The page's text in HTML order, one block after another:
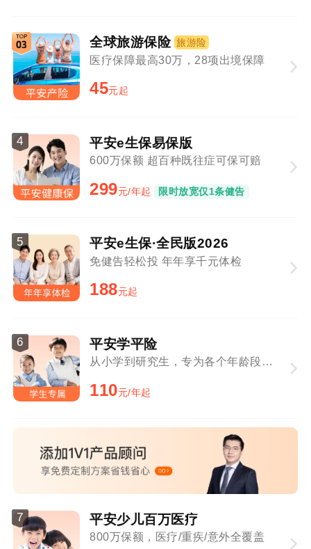
全球旅游保险 旅游险
医疗保障最高30万，28项出境保障
45元起
4 平安e生保易保版
600万保额 超百种既往症可保可赔
299元/年起 限时放宽仅1条健告
5 平安e生保·全民版2026
免健告轻松投 年年享千元体检
188元起
6 平安学平险
从小学到研究生，专为各个年龄段学生定制
110元/年起
7 平安少儿百万医疗
800万保额，医疗/重疾/意外全覆盖